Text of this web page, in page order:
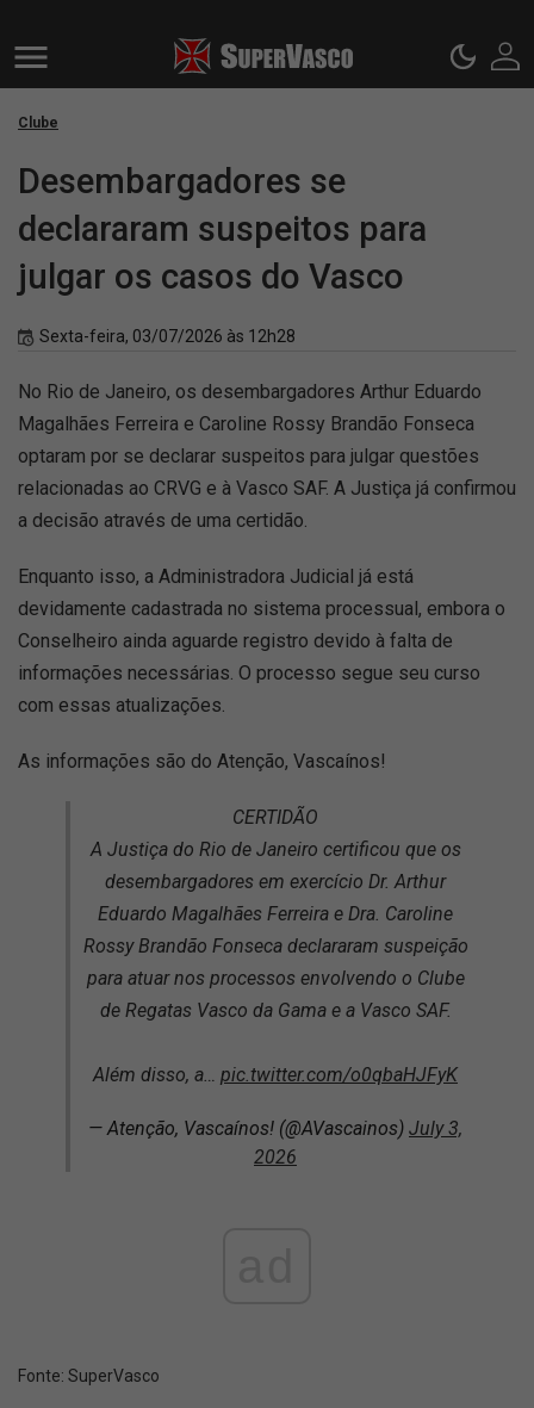
Clube
Desembargadores se
declararam suspeitos para
julgar os casos do Vasco
Sexta-feira, 03/07/2026 às 12h28
No Rio de Janeiro, os desembargadores Arthur Eduardo
Magalhães Ferreira e Caroline Rossy Brandão Fonseca
optaram por se declarar suspeitos para julgar questões
relacionadas ao CRVG e à Vasco SAF. A Justiça já confirmou
a decisão através de uma certidão.
Enquanto isso, a Administradora Judicial já está
devidamente cadastrada no sistema processual, embora o
Conselheiro ainda aguarde registro devido à falta de
informações necessárias. O processo segue seu curso
com essas atualizações.
As informações são do Atenção, Vascaínos!
CERTIDÃO
A Justiça do Rio de Janeiro certificou que os
desembargadores em exercício Dr. Arthur
Eduardo Magalhães Ferreira e Dra. Caroline
Rossy Brandão Fonseca declararam suspeição
para atuar nos processos envolvendo o Clube
de Regatas Vasco da Gama e a Vasco SAF.
Além disso, a… pic.twitter.com/o0qbaHJFyK
— Atenção, Vascaínos! (@AVascainos) July 3,
2026
Fonte: SuperVasco‎‎‎‎‎‎